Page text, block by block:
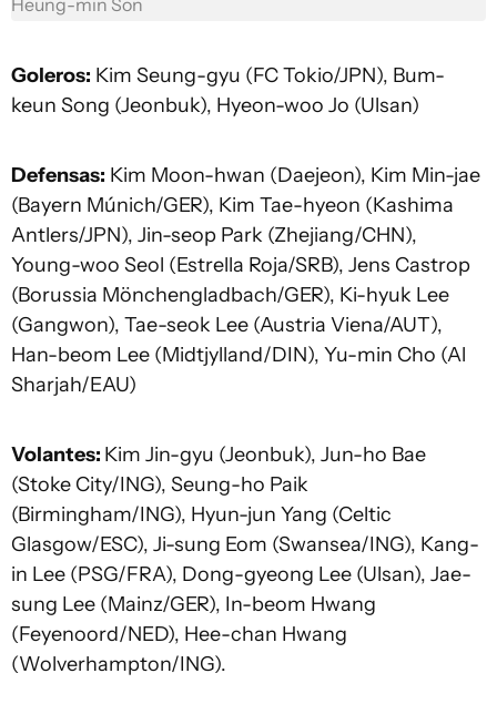
Heung-min Son
Goleros: Kim Seung-gyu (FC Tokio/JPN), Bum-
keun Song (Jeonbuk), Hyeon-woo Jo (Ulsan)
Defensas: Kim Moon-hwan (Daejeon), Kim Min-jae
(Bayern Múnich/GER), Kim Tae-hyeon (Kashima
Antlers/JPN), Jin-seop Park (Zhejiang/CHN),
Young-woo Seol (Estrella Roja/SRB), Jens Castrop
(Borussia Mönchengladbach/GER), Ki-hyuk Lee
(Gangwon), Tae-seok Lee (Austria Viena/AUT),
Han-beom Lee (Midtjylland/DIN), Yu-min Cho (Al
Sharjah/EAU)
Volantes: Kim Jin-gyu (Jeonbuk), Jun-ho Bae
(Stoke City/ING), Seung-ho Paik
(Birmingham/ING), Hyun-jun Yang (Celtic
Glasgow/ESC), Ji-sung Eom (Swansea/ING), Kang-
in Lee (PSG/FRA), Dong-gyeong Lee (Ulsan), Jae-
sung Lee (Mainz/GER), In-beom Hwang
(Feyenoord/NED), Hee-chan Hwang
(Wolverhampton/ING).